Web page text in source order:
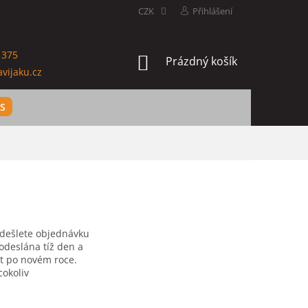
CZK Přihlášení
NÁKUPNÍ
Prázdný košík
objednávku
tíž den a
po novém roce.